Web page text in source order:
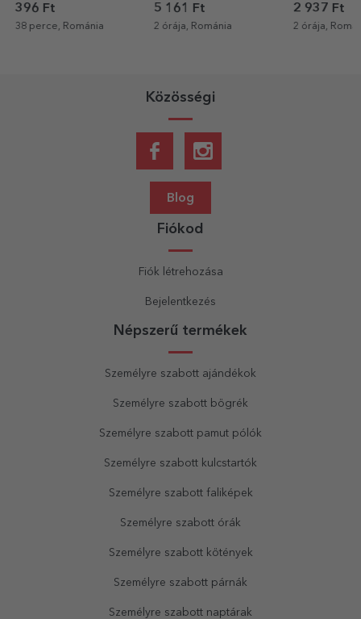
cm
5 161 Ft
2 órája, Románia
Legjobb barátok
2 937 Ft
2 órája, Románia
5 479 Ft
3 órája,
Közösségi
Blog
Fiókod
Fiók létrehozása
Bejelentkezés
Népszerű termékek
Személyre szabott ajándékok
Személyre szabott bögrék
Személyre szabott pamut pólók
Személyre szabott kulcstartók
Személyre szabott faliképek
Személyre szabott órák
Személyre szabott kötények
Személyre szabott párnák
Személyre szabott naptárak